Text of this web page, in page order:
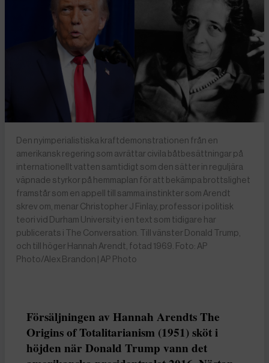
Den nyimperialistiska kraftdemonstrationen från en
amerikansk regering som avrättar civila båtbesättningar på
internationellt vatten samtidigt som den sätter in reguljära
väpnade styrkor på hemmaplan för att bekämpa brottslighet
framstår som en appell till samma instinkter som Arendt
skrev om, menar Christopher J Finlay, professor i politisk
teori vid Durham University i en text som tidigare har
publicerats i The Conversation. Till vänster Donald Trump,
och till höger Hannah Arendt, fotad 1969. Foto: AP
Photo/Alex Brandon | AP Photo
Försäljningen av Hannah Arendts The
Origins of Totalitarianism (1951) sköt i
höjden när Donald Trump vann det